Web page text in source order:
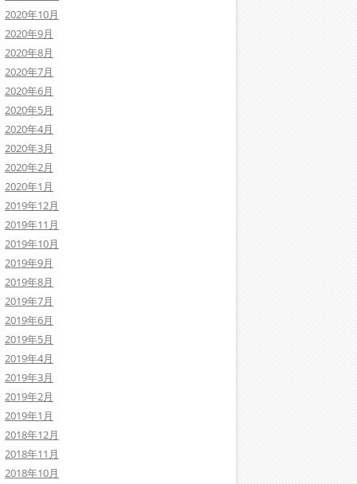
2020年10月
2020年9月
2020年8月
2020年7月
2020年6月
2020年5月
2020年4月
2020年3月
2020年2月
2020年1月
2019年12月
2019年11月
2019年10月
2019年9月
2019年8月
2019年7月
2019年6月
2019年5月
2019年4月
2019年3月
2019年2月
2019年1月
2018年12月
2018年11月
2018年10月